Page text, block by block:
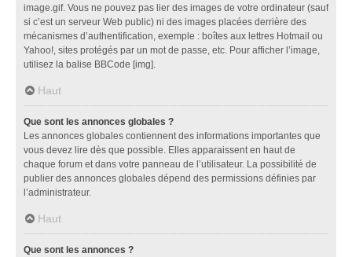
image.gif. Vous ne pouvez pas lier des images de votre ordinateur (sauf
si c’est un serveur Web public) ni des images placées derrière des
mécanismes d’authentification, exemple : boîtes aux lettres Hotmail ou
Yahoo!, sites protégés par un mot de passe, etc. Pour afficher l’image,
utilisez la balise BBCode [img].
Haut
Que sont les annonces globales ?
Les annonces globales contiennent des informations importantes que
vous devez lire dès que possible. Elles apparaissent en haut de
chaque forum et dans votre panneau de l’utilisateur. La possibilité de
publier des annonces globales dépend des permissions définies par
l’administrateur.
Haut
Que sont les annonces ?